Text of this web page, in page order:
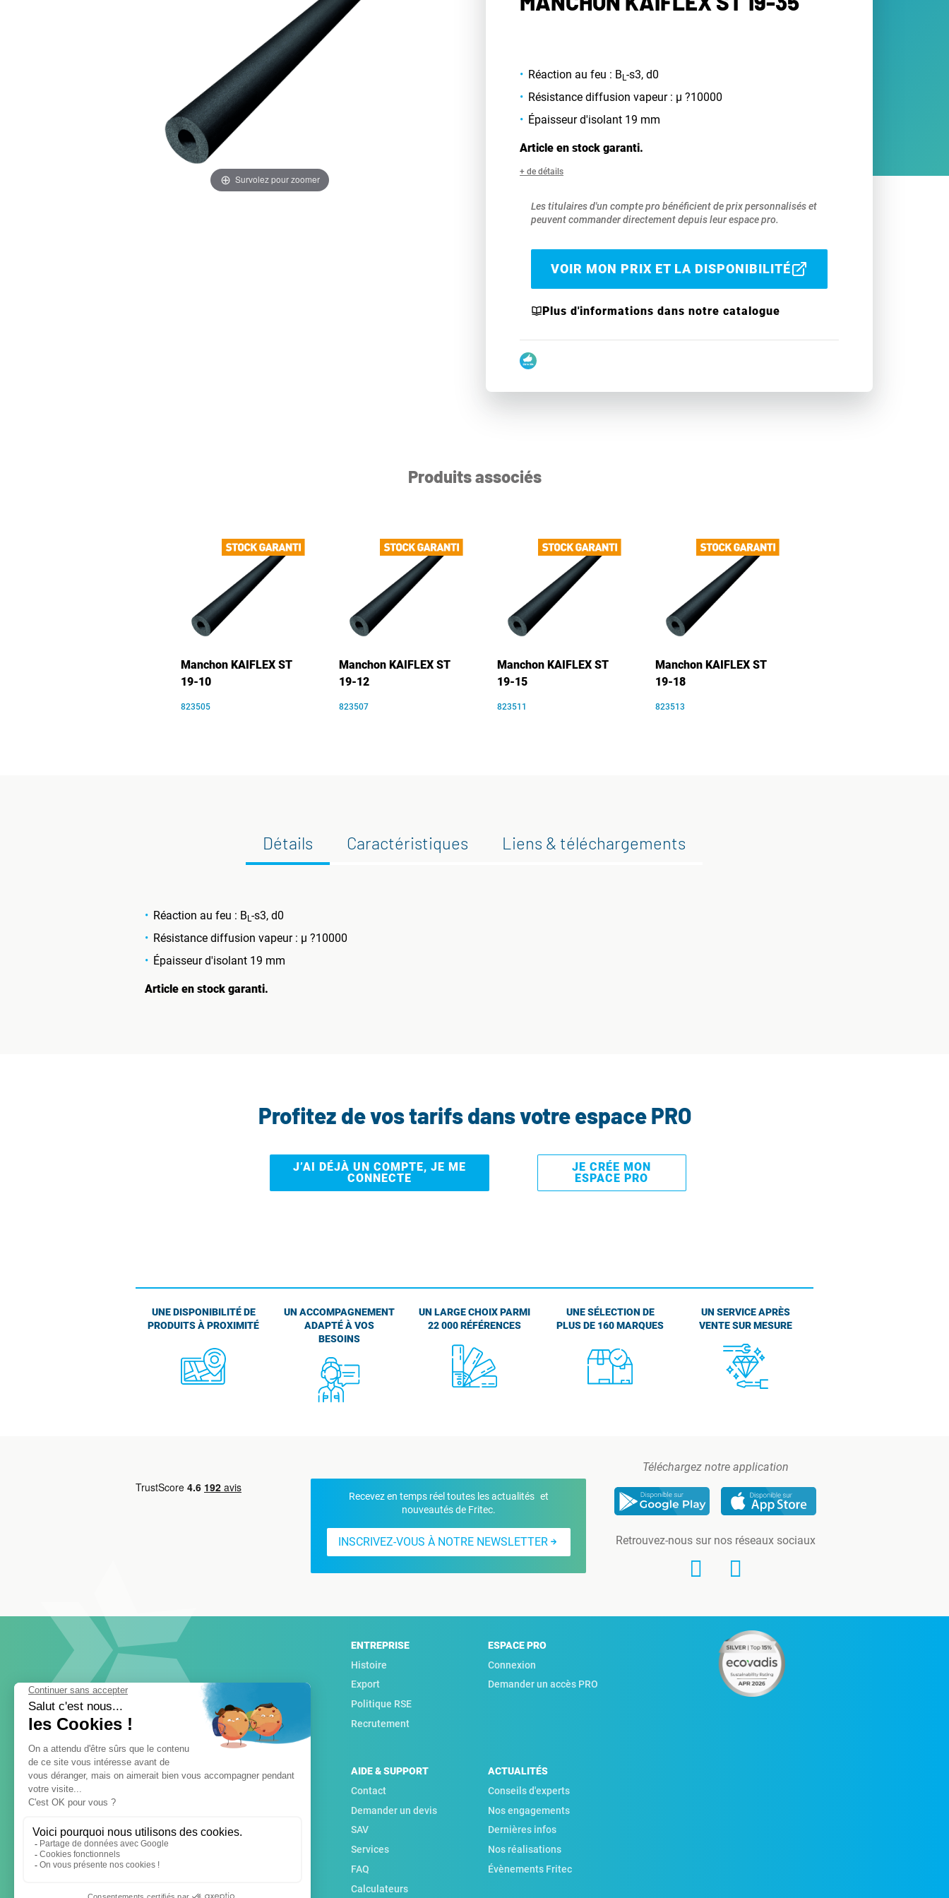
Survolez pour zoomer
Réaction au feu : B L-s3, d0
Résistance diffusion vapeur : µ ?10000
Épaisseur d'isolant 19 mm
Article en stock garanti.
+ de détails
Les titulaires d'un compte pro bénéficient de prix personnalisés et
peuvent commander directement depuis leur espace pro.
VOIR MON PRIX ET LA DISPONIBILITÉ
Plus d'informations dans notre catalogue
Produits associés
Manchon KAIFLEX ST
19-10
823505
Manchon KAIFLEX ST
19-12
823507
Manchon KAIFLEX ST
19-15
823511
Manchon KAIFLEX ST
19-18
823513
Détails Caractéristiques Liens & téléchargements
Réaction au feu : BL-s3, d0
Résistance diffusion vapeur : µ ?10000
Épaisseur d'isolant 19 mm
Article en stock garanti.
Profitez de vos tarifs dans votre espace PRO
J’AI DÉJÀ UN COMPTE, JE ME
CONNECTE
JE CRÉE MON
ESPACE PRO
UNE DISPONIBILITÉ DE
PRODUITS À PROXIMITÉ
UN ACCOMPAGNEMENT
ADAPTÉ À VOS
BESOINS
UN LARGE CHOIX PARMI
22 000 RÉFÉRENCES
UNE SÉLECTION DE
PLUS DE 160 MARQUES
UN SERVICE APRÈS
VENTE SUR MESURE
Recevez en temps réel toutes les actualités et
nouveautés de Fritec.
INSCRIVEZ-VOUS À NOTRE NEWSLETTER
Téléchargez notre application
Retrouvez-nous sur nos réseaux sociaux
ENTREPRISE
Histoire
Export
Politique RSE
Recrutement
ESPACE PRO
Connexion
Demander un accès PRO
AIDE & SUPPORT
Contact
Demander un devis
SAV
Services
FAQ
Calculateurs
ACTUALITÉS
Conseils d'experts
Nos engagements
Dernières infos
Nos réalisations
Évènements Fritec